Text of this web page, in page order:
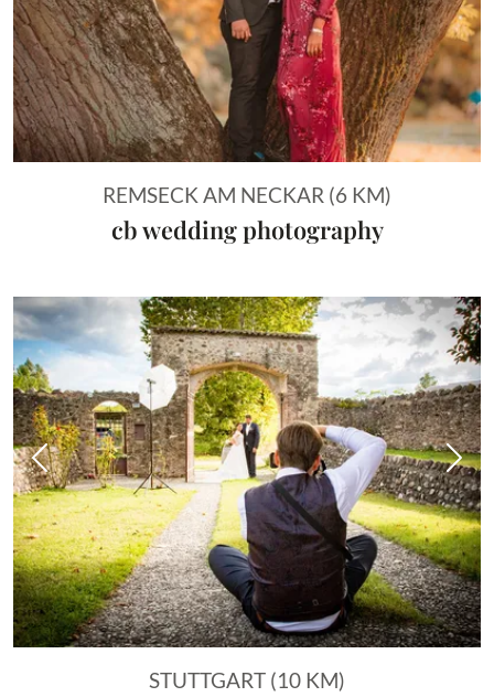
REMSECK AM NECKAR (6 KM)
cb wedding photography
Vorheriges Bild
STUTTGART (10 KM)